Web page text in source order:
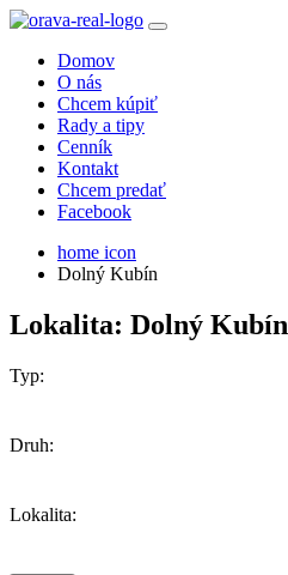
Domov
O nás
Chcem kúpiť
Rady a tipy
Cenník
Kontakt
Chcem predať
Facebook
home icon
Dolný Kubín
Lokalita: Dolný Kubín
Typ:
Druh:
Lokalita: